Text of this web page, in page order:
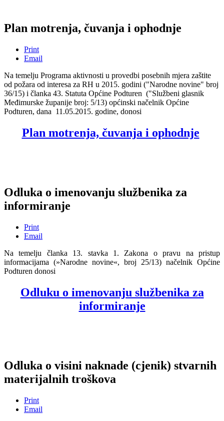
Plan motrenja, čuvanja i ophodnje
Print
Email
Na temelju Programa aktivnosti u provedbi posebnih mjera zaštite
od požara od interesa za RH u 2015. godini ("Narodne novine" broj
36/15) i članka 43. Statuta Općine Podturen ("Službeni glasnik
Međimurske županije broj: 5/13) općinski načelnik Općine
Podturen, dana 11.05.2015. godine, donosi
Plan motrenja, čuvanja i ophodnje
Odluka o imenovanju službenika za
informiranje
Print
Email
Na temelju članka 13. stavka 1. Zakona o pravu na pristup
informacijama (»Narodne novine«, broj 25/13) načelnik Općine
Podturen donosi
Odluku o imenovanju službenika za
informiranje
Odluka o visini naknade (cjenik) stvarnih
materijalnih troškova
Print
Email